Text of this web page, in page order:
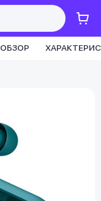
ОБЗОР